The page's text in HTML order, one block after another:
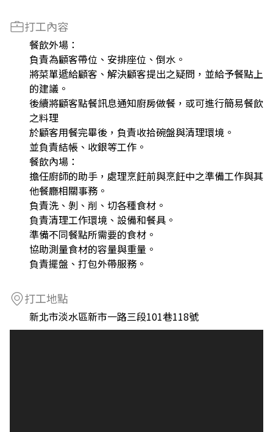
打工內容
餐飲外場：
負責為顧客帶位、安排座位、倒水。
將菜單遞給顧客、解決顧客提出之疑問，並給予餐點上
的建議。
後續將顧客點餐訊息通知廚房做餐，或可進行簡易餐飲
之料理
於顧客用餐完畢後，負責收拾碗盤與清理環境。
並負責結帳、收銀等工作。
餐飲內場：
擔任廚師的助手，處理烹飪前與烹飪中之準備工作與其
他餐廳相關事務。
負責洗、剝、削、切各種食材。
負責清理工作環境、設備和餐具。
準備不同餐點所需要的食材。
協助測量食材的容量與重量。
負責擺盤、打包外帶服務。
打工地點
新北市淡水區新市一路三段101巷118號